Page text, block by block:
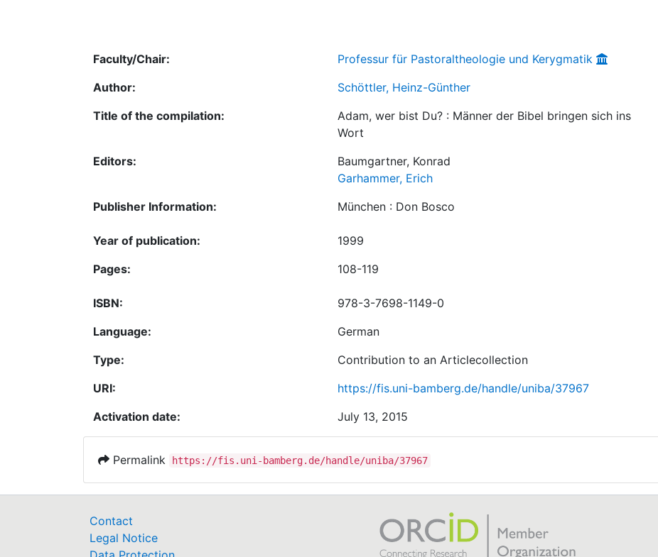
Faculty/Chair:
Professur für Pastoraltheologie und Kerygmatik
Author:
Schöttler, Heinz-Günther
Title of the compilation:
Adam, wer bist Du? : Männer der Bibel bringen sich ins
Wort
Editors:
Baumgartner, Konrad
Garhammer, Erich
Publisher Information:
München : Don Bosco
Year of publication:
1999
Pages:
108-119
ISBN:
978-3-7698-1149-0
Language:
German
Type:
Contribution to an Articlecollection
URI:
https://fis.uni-bamberg.de/handle/uniba/37967
Activation date:
July 13, 2015
Permalink https://fis.uni-bamberg.de/handle/uniba/37967
Contact
Legal Notice